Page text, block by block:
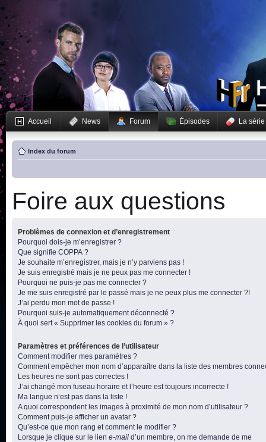
Accueil News Forum Épisodes La série
Index du forum
Foire aux questions
Problèmes de connexion et d’enregistrement
Pourquoi dois-je m’enregistrer ?
Que signifie COPPA ?
Je souhaite m’enregistrer, mais je n’y parviens pas !
Je suis enregistré mais je ne peux pas me connecter !
Pourquoi ne puis-je pas me connecter ?
Je me suis enregistré par le passé mais je ne peux plus me connecter ?!
J’ai perdu mon mot de passe !
Pourquoi suis-je automatiquement déconnecté ?
À quoi sert « Supprimer les cookies du forum » ?
Paramètres et préférences de l’utilisateur
Comment modifier mes paramètres ?
Comment empêcher mon nom d’apparaître dans la liste des membres
Les heures ne sont pas correctes !
J’ai changé mon fuseau horaire et l’heure est toujours incorrecte !
Ma langue n’est pas dans la liste !
A quoi correspondent les images à proximité de mon nom d’utilisateur ?
Comment puis-je afficher un avatar ?
Qu’est-ce que mon rang et comment le modifier ?
Lorsque je clique sur le lien e-mail d’un membre, on me demande de me